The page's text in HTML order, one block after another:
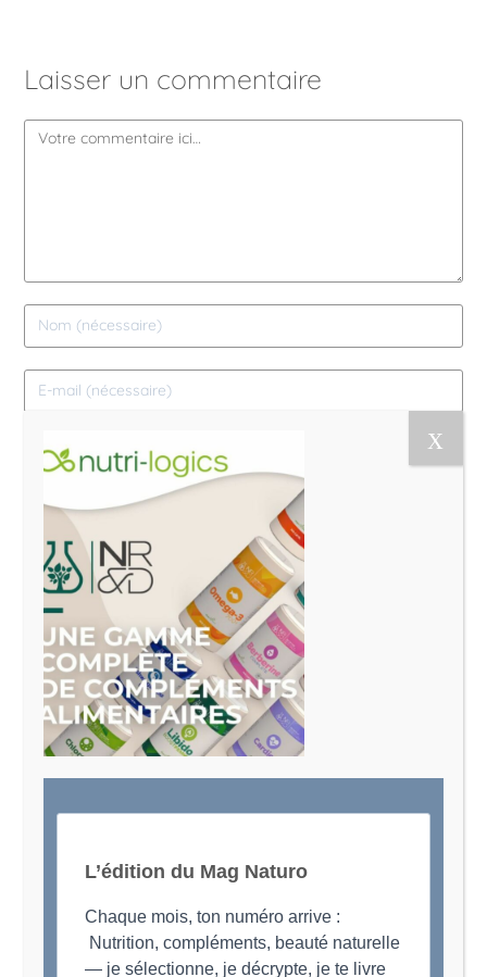
Laisser un commentaire
Le Magazine Naturo
Je suis Evy, Naturopathe spécialisée dans
l’accompagnement des femmes en préménopause et
ménopause
L’édition du Mag Naturo
Chaque mois, ton numéro arrive :
Nutrition, compléments, beauté naturelle
— je sélectionne, je décrypte, je te livre